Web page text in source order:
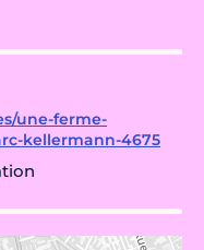
une-ferme-
kellermann-4675